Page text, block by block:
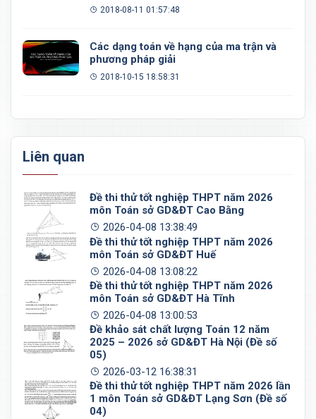
2018-08-11 01:57:48
Các dạng toán về hạng của ma trận và
phương pháp giải
2018-10-15 18:58:31
Liên quan
Đề thi thử tốt nghiệp THPT năm 2026
môn Toán sở GD&ĐT Cao Bằng
2026-04-08 13:38:49
Đề thi thử tốt nghiệp THPT năm 2026
môn Toán sở GD&ĐT Huế
2026-04-08 13:08:22
Đề thi thử tốt nghiệp THPT năm 2026
môn Toán sở GD&ĐT Hà Tĩnh
2026-04-08 13:00:53
Đề khảo sát chất lượng Toán 12 năm
2025 – 2026 sở GD&ĐT Hà Nội (Đề số
05)
2026-03-12 16:38:31
Đề thi thử tốt nghiệp THPT năm 2026 lần
1 môn Toán sở GD&ĐT Lạng Sơn (Đề số
04)